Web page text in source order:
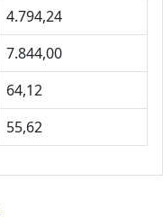
4.794,24
7.844,00
64,12
55,62